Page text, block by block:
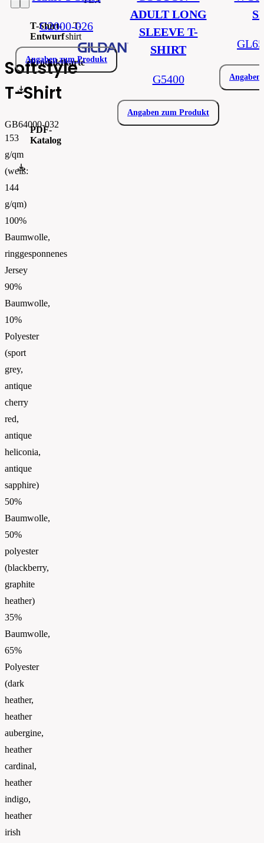
Softstyle
T-Shirt
GB64000-032
153
g/qm
(weiß:
144
g/qm)
100%
Baumwolle,
ringgesponnenes
Jersey
90%
Baumwolle,
10%
Polyester
(sport
grey,
antique
cherry
red,
antique
heliconia,
antique
sapphire)
50%
Baumwolle,
50%
polyester
(blackberry,
graphite
heather)
35%
Baumwolle,
65%
Polyester
(dark
heather,
heather
aubergine,
heather
cardinal,
heather
indigo,
heather
irish
T-Shirt-
Entwurf
T-
shirt
Produktkarte
Produktový list_gib64000.pdf
PDF-
Katalog
FLIPBOOK_GL - PW - EUR - PRT - 2026 Swatchalog
G2000-026
Angaben zum Produkt
ADULT LONG
SLEEVE T-
SHIRT
G5400
Angaben zum Produkt